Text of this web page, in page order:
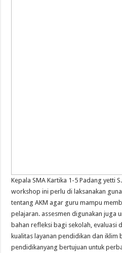
Kepala SMA Kartika 1-5 Padang yetti
workshop ini perlu di laksanakan
tentang AKM agar guru mampu
pelajaran. assesmen digunakan juga
bahan refleksi bagi sekolah, evaluasi
kualitas layanan pendidikan dan iklim
pendidikanyang bertujuan untuk